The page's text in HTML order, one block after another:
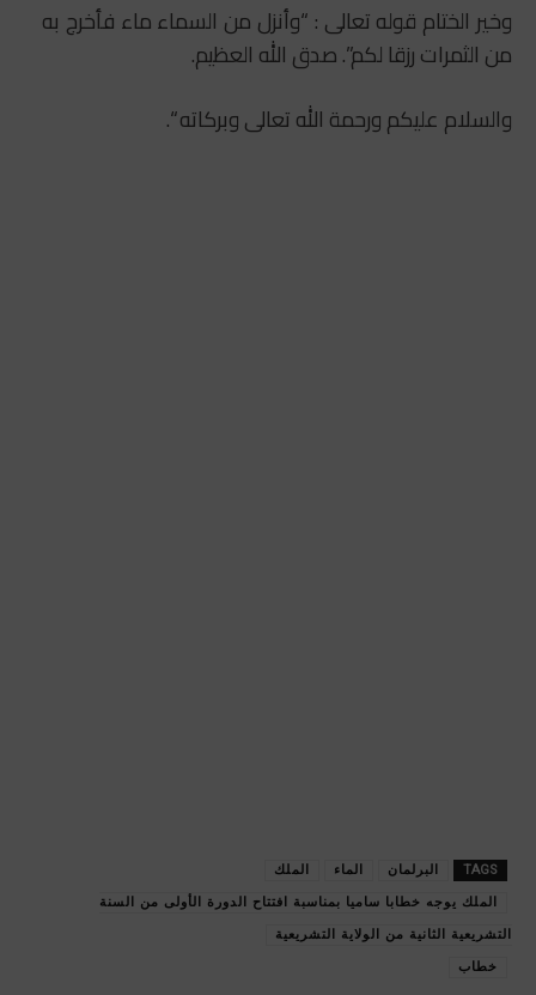
وخير الختام قوله تعالى : “وأنزل من السماء ماء فأخرج به
من الثمرات رزقا لكم”. صدق الله العظيم.
والسلام عليكم ورحمة الله تعالى وبركاته “.
TAGS البرلمان الماء الملك
الملك يوجه خطابا ساميا بمناسبة افتتاح الدورة الأولى من السنة
التشريعية الثانية من الولاية التشريعية
خطاب